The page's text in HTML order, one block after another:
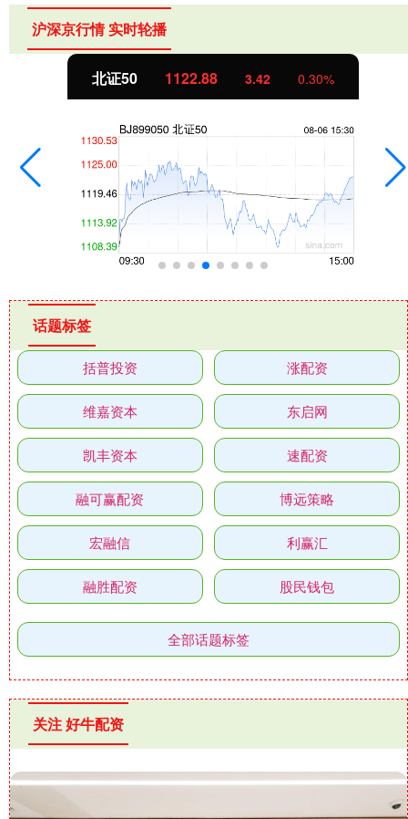
沪深京行情 实时轮播
北证50 1122.88 3.42 0.30%
话题标签
括普投资 涨配资
维嘉资本 东启网
凯丰资本 速配资
融可赢配资 博远策略
宏融信 利赢汇
融胜配资 股民钱包
全部话题标签
关注 好牛配资